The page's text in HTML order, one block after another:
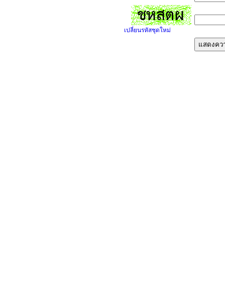
เปลี่ยนรหัสชุดใหม่